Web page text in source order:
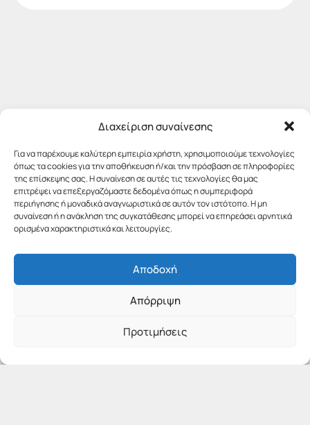
Διαχείριση συναίνεσης
Για να παρέχουμε καλύτερη εμπειρία χρήστη, χρησιμοποιούμε τεχνολογίες
όπως τα cookies για την αποθήκευση ή/και την πρόσβαση σε πληροφορίες
της επίσκεψης σας. Η συναίνεση σε αυτές τις τεχνολογίες θα μας
επιτρέψει να επεξεργαζόμαστε δεδομένα όπως η συμπεριφορά
περιήγησης ή μοναδικά αναγνωριστικά σε αυτόν τον ιστότοπο. Η μη
συναίνεση ή η ανάκληση της συγκατάθεσης μπορεί να επηρεάσει αρνητικά
ορισμένα χαρακτηριστικά και λειτουργίες.
Αποδοχή
Απόρριψη
Προτιμήσεις